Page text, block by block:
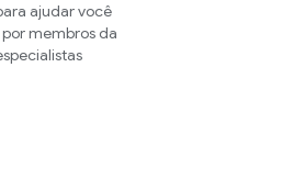
ajudar você
membros da